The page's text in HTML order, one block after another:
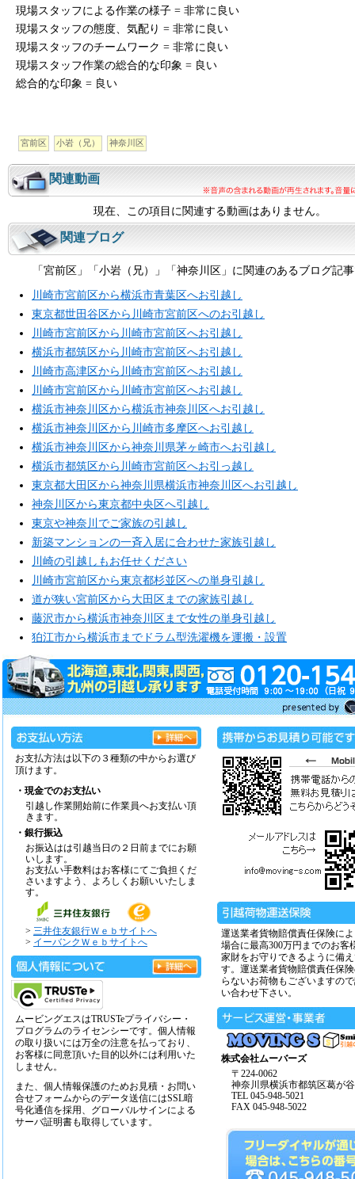
現場スタッフによる作業の様子 = 非常に良い
現場スタッフの態度、気配り = 非常に良い
現場スタッフのチームワーク = 非常に良い
現場スタッフ作業の総合的な印象 = 良い
総合的な印象 = 良い
宮前区 小岩（兄） 神奈川区
関連動画
現在、この項目に関連する動画はありません。
関連ブログ
「宮前区」「小岩（兄）」「神奈川区」に関連のあるブログ記
川崎市宮前区から横浜市青葉区へお引越し
東京都世田谷区から川崎市宮前区へのお引越し
川崎市宮前区から川崎市宮前区へお引越し
横浜市都筑区から川崎市宮前区へお引越し
川崎市高津区から川崎市宮前区へお引越し
川崎市宮前区から川崎市宮前区へお引越し
横浜市神奈川区から横浜市神奈川区へお引越し
横浜市神奈川区から川崎市多摩区へお引越し
横浜市神奈川区から神奈川県茅ヶ崎市へお引越し
横浜市都筑区から川崎市宮前区へお引っ越し
東京都大田区から神奈川県横浜市神奈川区へお引越し
神奈川区から東京都中央区へ引越し
東京や神奈川でご家族の引越し
新築マンションの一斉入居に合わせた家族引越し
川崎の引越しもお任せください
川崎市宮前区から東京都杉並区への単身引越し
道が狭い宮前区から大田区までの家族引越し
藤沢市から横浜市神奈川区まで女性の単身引越し
狛江市から横浜市までドラム型洗濯機を運搬・設置
お支払方法は以下の３種類の中からお選び
頂けます。
・現金でのお支払い
引越し作業開始前に作業員へお支払い頂
きます。
・銀行振込
お振込はは引越当日の２日前までにお願
いします。
お支払い手数料はお客様にてご負担くだ
さいますよう、よろしくお願いいたしま
す。
> 三井住友銀行Ｗｅｂサイトへ
> イーバンクＷｅｂサイトへ
ムービングエスはTRUSTeプライバシー・
プログラムのライセンシーです。個人情報
の取り扱いには万全の注意を払っており、
お客様に同意頂いた目的以外には利用いた
しません。
また、個人情報保護のためお見積・お問い
合せフォームからのデータ送信にはSSL暗
号化通信を採用、グローバルサインによる
サーバ証明書も取得しています。
運送業者貨物賠償責任保険に
場合に最高300万円までのお客
家財をお守りできるように備
す。運送業者貨物賠償責任保
らないお荷物もございますの
い合わせ下さい。
株式会社ムーバーズ
〒224-0062
神奈川県横浜市都筑区葛が
TEL 045-948-5021
FAX 045-948-5022